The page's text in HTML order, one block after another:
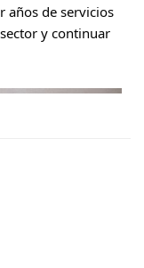
años de servicios
y continuar